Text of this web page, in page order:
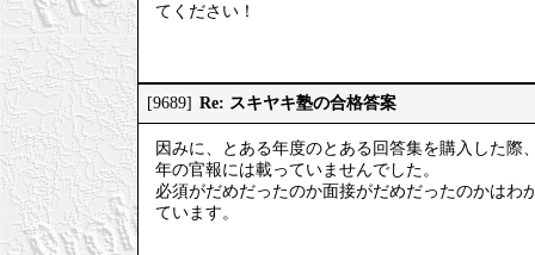
てください！
[9689] Re: スキヤキ塾の合格答案
因みに、とある年度のとある回答集を購入した
年の官報には載っていませんでした。
必須がだめだったのか面接がだめだったのかは
ています。